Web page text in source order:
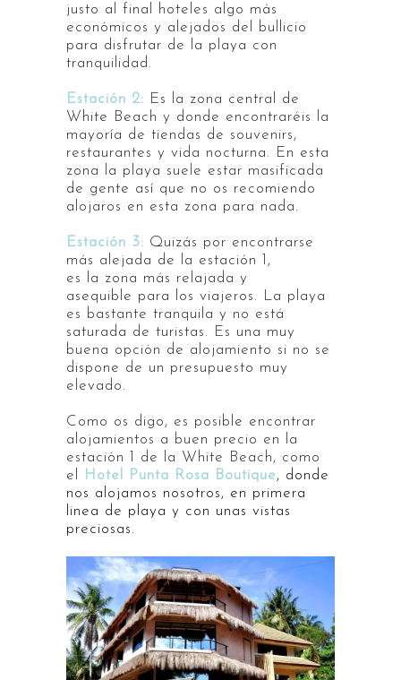
justo al final hoteles algo más
económicos y alejados del bullicio
para disfrutar de la playa con
tranquilidad.
Estación 2: Es la zona central de
White Beach y donde encontraréis la
mayoría de tiendas de souvenirs,
restaurantes y vida nocturna. En esta
zona la playa suele estar masificada
de gente así que no os recomiendo
alojaros en esta zona para nada.
Estación 3: Quizás por encontrarse
más alejada de la estación 1,
es la zona más relajada y
asequible para los viajeros. La playa
es bastante tranquila y no está
saturada de turistas. Es una muy
buena opción de alojamiento si no se
dispone de un presupuesto muy
elevado.
Como os digo, es posible encontrar
alojamientos a buen precio en la
estación 1 de la White Beach, como
el
Hotel Punta Rosa Boutique, donde
nos alojamos nosotros, en primera
linea de playa y con unas vistas
preciosas.